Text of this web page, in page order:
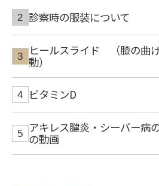
診察時の服装について
ヒールスライド （膝の曲
動）
ビタミンD
アキレス腱炎・シーバー病
の動画